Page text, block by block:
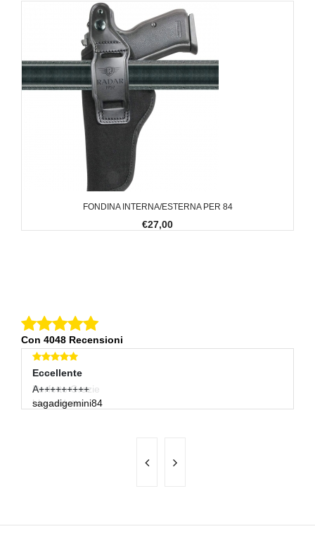
FONDINA INTERNA/ESTERNA PER 84
€27,00
Con 4048 Recensioni
Eccellente
A+++++++++
sagadigemini84